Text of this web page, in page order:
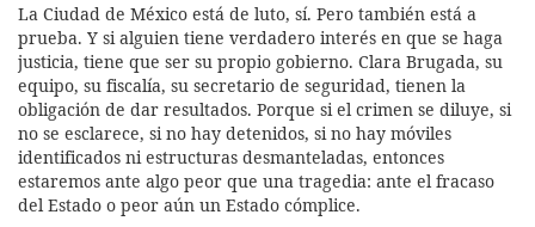
La Ciudad de México está de luto, sí. Pero también está a
prueba. Y si alguien tiene verdadero interés en que se haga
justicia, tiene que ser su propio gobierno. Clara Brugada, su
equipo, su fiscalía, su secretario de seguridad, tienen la
obligación de dar resultados. Porque si el crimen se diluye, si
no se esclarece, si no hay detenidos, si no hay móviles
identificados ni estructuras desmanteladas, entonces
estaremos ante algo peor que una tragedia: ante el fracaso
del Estado o peor aún un Estado cómplice.